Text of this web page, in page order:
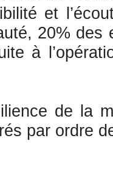
et
20% des
à
de la
par ordre